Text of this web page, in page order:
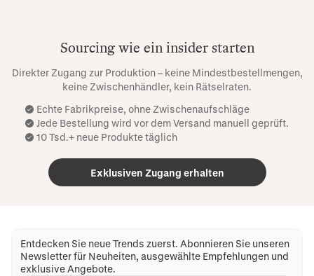
Sourcing wie ein insider starten
Direkter Zugang zur Produktion – keine Mindestbestellmengen,
keine Zwischenhändler, kein Rätselraten.
Echte Fabrikpreise, ohne Zwischenaufschläge
Jede Bestellung wird vor dem Versand manuell geprüft.
10 Tsd.+ neue Produkte täglich
Exklusiven Zugang erhalten
Entdecken Sie neue Trends zuerst. Abonnieren Sie unseren
Newsletter für Neuheiten, ausgewählte Empfehlungen und
exklusive Angebote.